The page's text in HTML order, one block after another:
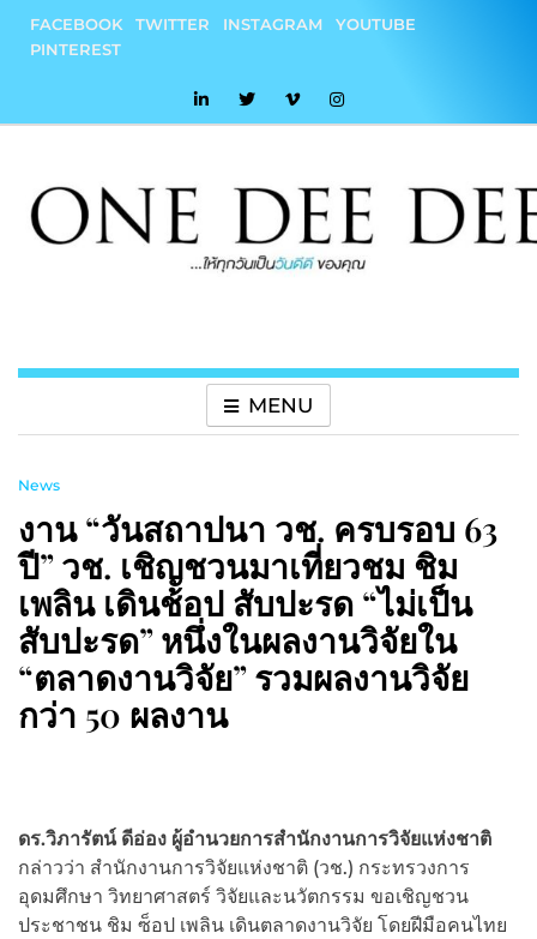
content
FACEBOOK TWITTER INSTAGRAM
YOUTUBE
PINTEREST
MENU
News
งาน “วันสถาปนา วช. ครบรอบ 63
ปี” วช. เชิญชวนมาเที่ยวชม ชิม
เพลิน เดินช้อป สับปะรด “ไม่เป็น
สับปะรด” หนึ่งในผลงานวิจัยใน
“ตลาดงานวิจัย” รวมผลงานวิจัย
กว่า 50 ผลงาน
ดร.วิภารัตน์ ดีอ่อง ผู้อำนวยการสำนักงานการวิจัยแห่งชาติ
กล่าวว่า สำนักงานการวิจัยแห่งชาติ (วช.) กระทรวงการ
อุดมศึกษา วิทยาศาสตร์ วิจัยและนวัตกรรม ขอเชิญชวน
ประชาชน ชิม ซ็อป เพลิน เดินตลาดงานวิจัย โดยฝีมือคนไทย